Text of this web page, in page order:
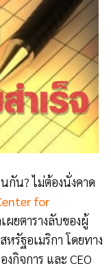
กัน? ไม่ต้องนั่งคาด
for
ผยตารางลับของผู้
รัฐอเมริกา โดยทาง
กิจการ และ CEO